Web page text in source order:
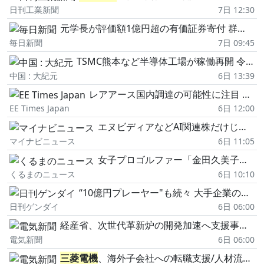
日刊工業新聞 7日 12:30
元学長が評価額1億円超の有価証券寄付 群馬・県民健康科学大
毎日新聞 7日 09:45
TSMC熊本など半導体工場が稼働再開 令和8年熊本地震で傷んだサプライチェーン 中小企業復旧の課題
中国 : 大紀元 6日 13:39
レアアース国内調達の可能性に注目 2026年7月の記事ランキング
EE Times Japan 6日 12:00
エヌビディアなどAI関連株だけじゃない! 今注目の個別株テーマと有望業界は? - FP解説
マイナビニュース 6日 11:05
女子プロゴルファー「金田久美子」が愛車と2ショット公開! こだわりの“金色"が輝く「高級モデル」とは!
くるまのニュース 6日 10:10
“10億円プレーヤー"も続々 大手企業の高額役員報酬トップ50の顔ぶれ
日刊ゲンダイ 6日 06:00
経産省、次世代革新炉の開発加速へ支援事業/重工・重電各社を採択
電気新聞 6日 06:00
三菱電機、海外子会社への転職支援/人材流動化を後押し